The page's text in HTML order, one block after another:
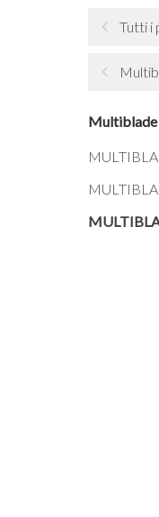
Tutti i
Multiblade